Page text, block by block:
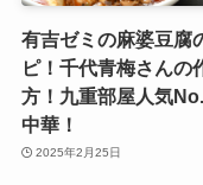
有吉ゼミの麻婆豆腐
ピ！千代青梅さんの
方！九重部屋人気
中華！
2025年2月25日